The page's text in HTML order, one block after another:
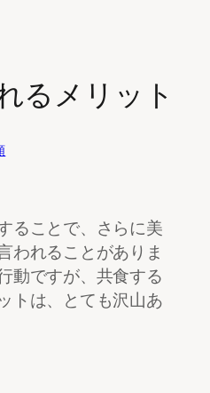
るメリット
ることで、さらに美
われることがありま
動ですが、共食する
トは、とても沢山あ